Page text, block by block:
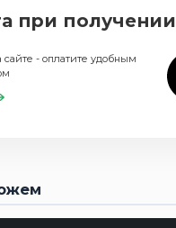
при получении
сайте - оплатите удобным